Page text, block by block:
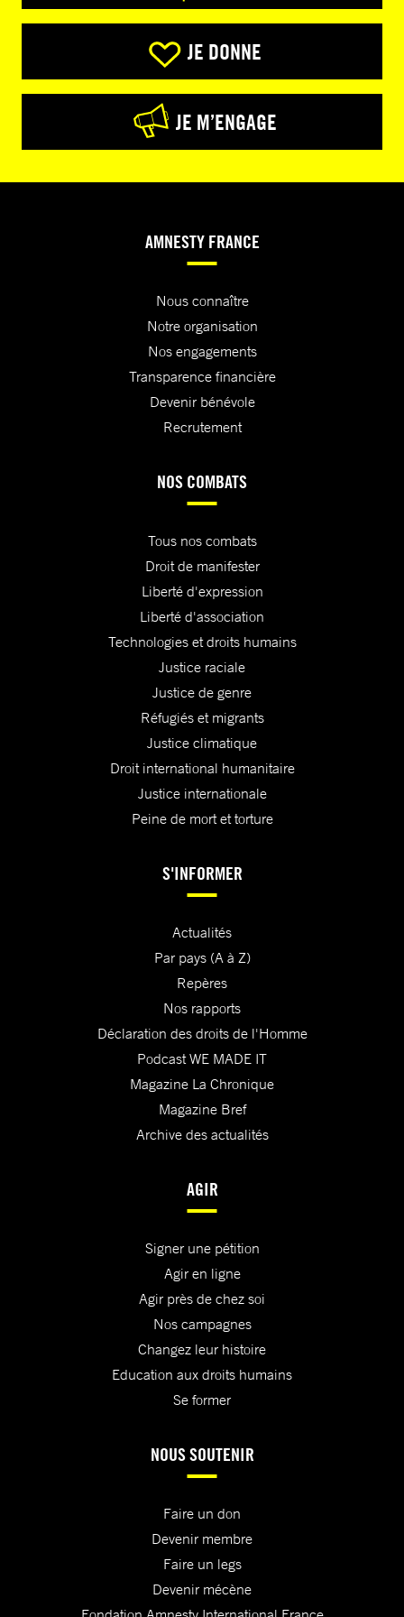
JE DONNE
JE M’ENGAGE
AMNESTY FRANCE
Nous connaître
Notre organisation
Nos engagements
Transparence financière
Devenir bénévole
Recrutement
NOS COMBATS
Tous nos combats
Droit de manifester
Liberté d'expression
Liberté d'association
Technologies et droits humains
Justice raciale
Justice de genre
Réfugiés et migrants
Justice climatique
Droit international humanitaire
Justice internationale
Peine de mort et torture
S'INFORMER
Actualités
Par pays (A à Z)
Repères
Nos rapports
Déclaration des droits de l'Homme
Podcast WE MADE IT
Magazine La Chronique
Magazine Bref
Archive des actualités
AGIR
Signer une pétition
Agir en ligne
Agir près de chez soi
Nos campagnes
Changez leur histoire
Education aux droits humains
Se former
NOUS SOUTENIR
Faire un don
Devenir membre
Faire un legs
Devenir mécène